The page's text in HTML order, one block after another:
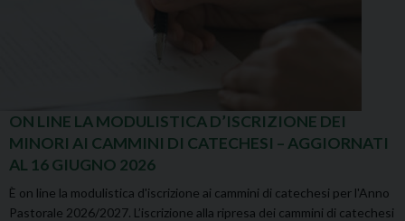
ON LINE LA MODULISTICA D’ISCRIZIONE DEI
MINORI AI CAMMINI DI CATECHESI – AGGIORNATI
AL 16 GIUGNO 2026
È on line la modulistica d'iscrizione ai cammini di catechesi per l'Anno
Pastorale 2026/2027. L’iscrizione alla ripresa dei cammini di catechesi